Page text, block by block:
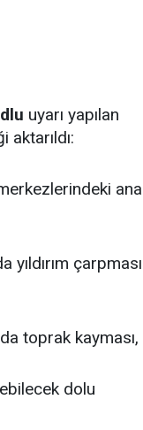
uyarı yapılan
ana
yıldırım çarpması
toprak kayması,
dolu